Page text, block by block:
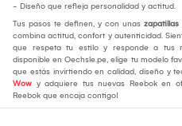
- Diseño que refleja personalidad y actitud.
Tus pasos te definen, y con unas zapatillas
combina actitud, confort y autenticidad.
que respeta tu estilo y responde a tus
disponible en Oechsle.pe, elige tu modelo
que estás invirtiendo en calidad, diseño y
Wow y adquiere tus nuevas Reebok en
Reebok que encaja contigo!